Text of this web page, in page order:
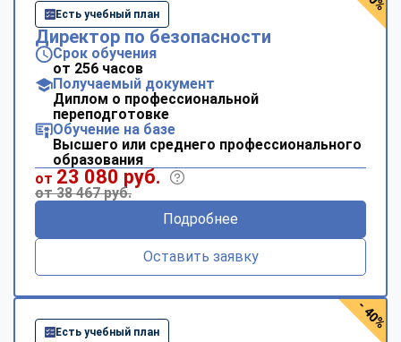
Есть учебный план
Директор по безопасности
Срок обучения
от 256 часов
Получаемый документ
Диплом о профессиональной
переподготовке
Обучение на базе
Высшего или среднего профессионального
образования
от 23 080 руб.
от 38 467 руб.
Подробнее
Оставить заявку
Есть учебный план
- 40%